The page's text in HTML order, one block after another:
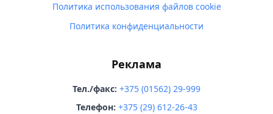
Политика использования файлов cookie
Политика конфиденциальности
Реклама
Тел./факс: +375 (01562) 29-999
Телефон: +375 (29) 612-26-43